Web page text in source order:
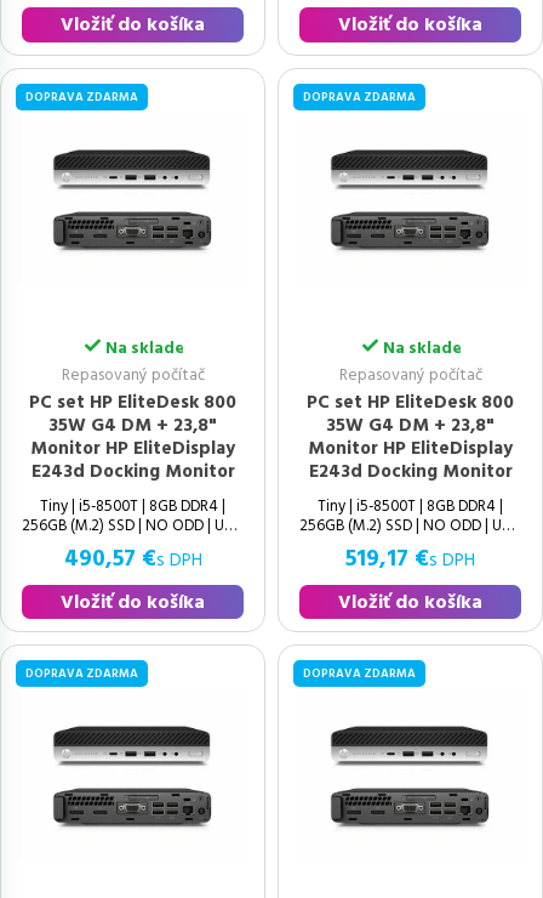
Vložiť do košíka Vložiť do košíka
DOPRAVA ZDARMA
Na sklade
Repasovaný počítač
PC set HP EliteDesk 800
35W G4 DM + 23,8"
Monitor HP EliteDisplay
E243d Docking Monitor
Tiny | i5-8500T | 8GB DDR4 |
256GB (M.2) SSD | NO ODD | UHD
490,57 €s DPH
Vložiť do košíka
DOPRAVA ZDARMA
Na sklade
Repasovaný počítač
PC set HP EliteDesk 800
35W G4 DM + 23,8"
Monitor HP EliteDisplay
E243d Docking Monitor
Tiny | i5-8500T | 8GB DDR4 |
256GB (M.2) SSD | NO ODD | UHD
519,17 €s DPH
Vložiť do košíka
DOPRAVA ZDARMA DOPRAVA ZDARMA